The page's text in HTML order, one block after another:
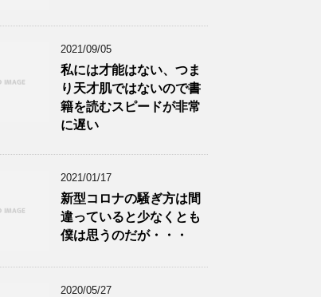
2021/09/05
私には才能はない、つま
り天才肌ではないので書
籍を読むスピードが非常
に遅い
2021/01/17
新型コロナの騒ぎ方は間
違っていると少なくとも
僕は思うのだが・・・
2020/05/27